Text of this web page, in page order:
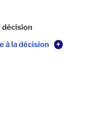
décision
à la décision
+